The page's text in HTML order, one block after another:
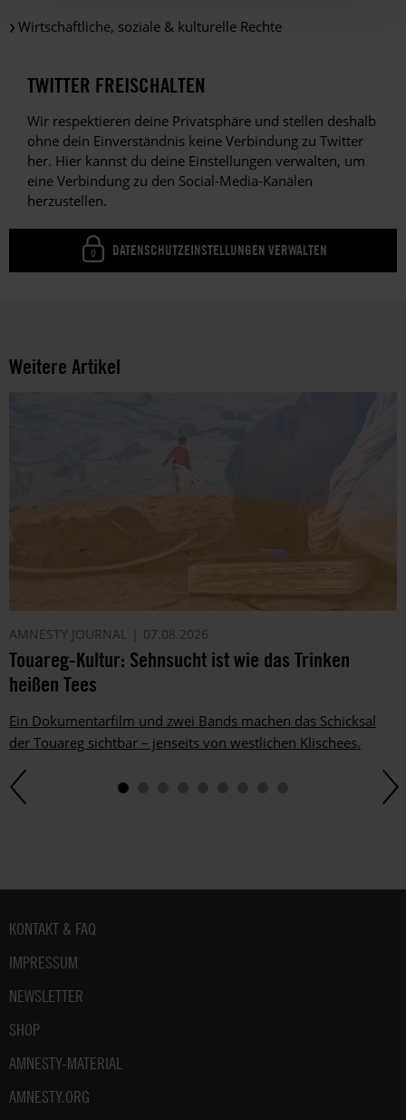
Wirtschaftliche, soziale & kulturelle Rechte
TWITTER FREISCHALTEN
Wir respektieren deine Privatsphäre und stellen deshalb
ohne dein Einverständnis keine Verbindung zu Twitter
her. Hier kannst du deine Einstellungen verwalten, um
eine Verbindung zu den Social-Media-Kanälen
herzustellen.
DATENSCHUTZEINSTELLUNGEN VERWALTEN
Weitere Artikel
AMNESTY JOURNAL 07.08.2026
Touareg-Kultur: Sehnsucht ist wie das Trinken
heißen Tees
Ein Dokumentarfilm und zwei Bands machen das Schicksal
der Touareg sichtbar – jenseits von westlichen Klischees.
Fußbereich
KONTAKT & FAQ
IMPRESSUM
NEWSLETTER
SHOP
AMNESTY-MATERIAL
AMNESTY.ORG